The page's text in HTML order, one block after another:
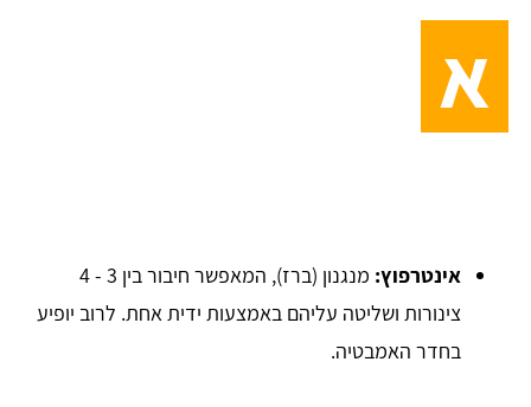
א
אינטרפוץ:
מנגנון (ברז), המאפשר חיבור בין 3 - 4
צינורות ושליטה עליהם באמצעות ידית אחת. לרוב יופיע
בחדר האמבטיה.